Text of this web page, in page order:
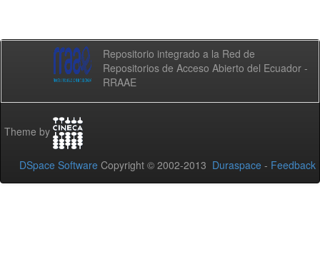
Repositorio integrado a la Red de
Repositorios de Acceso Abierto del Ecuador -
RRAAE
Theme by
DSpace Software Copyright © 2002-2013 Duraspace - Feedback